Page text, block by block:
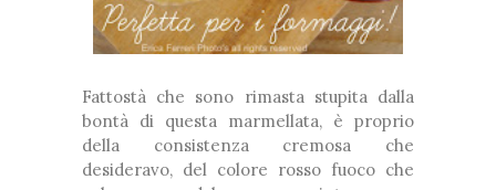
Fattostà che sono rimasta stupita dalla
bontà di questa marmellata, è proprio
della consistenza cremosa che
desideravo, del colore rosso fuoco che